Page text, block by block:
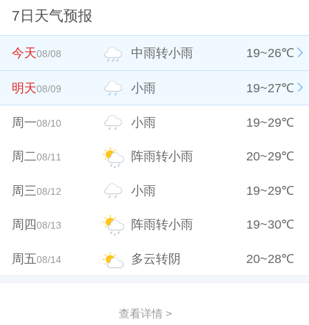
7日天气预报
今天08/08 中雨转小雨 19~26℃
明天08/09 小雨 19~27℃
周一08/10 小雨 19~29℃
周二08/11 阵雨转小雨 20~29℃
周三08/12 小雨 19~29℃
周四08/13 阵雨转小雨 19~30℃
周五08/14 多云转阴 20~28℃
查看详情 >